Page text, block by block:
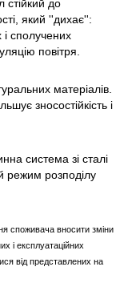
стійкий до
який ''дихає'':
і сполучених
повітря.
матеріалів.
зносостійкість і
система зі сталі
режим розподілу
споживача вносити зміни
і експлуатаційних
від представлених на